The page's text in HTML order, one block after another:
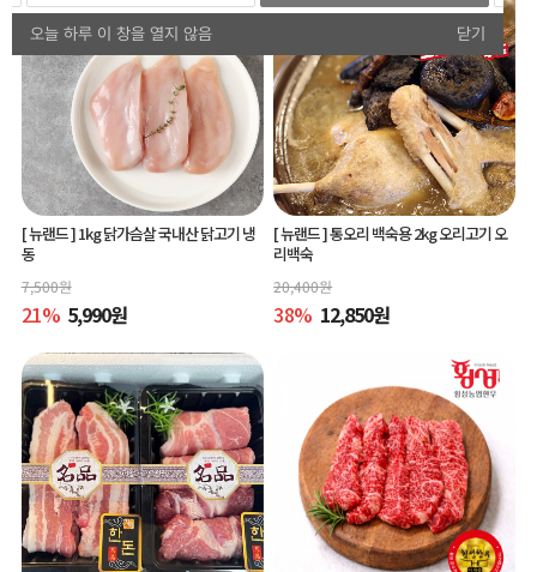
오늘 하루 이 창을 열지 않음 닫기
[ 뉴랜드 ]1kg 닭가슴살 국내산 닭고기 냉
동
7,500원
21% 5,990원
[ 뉴랜드 ]통오리 백숙용 2kg 오리고기 오
리백숙
20,400원
38% 12,850원